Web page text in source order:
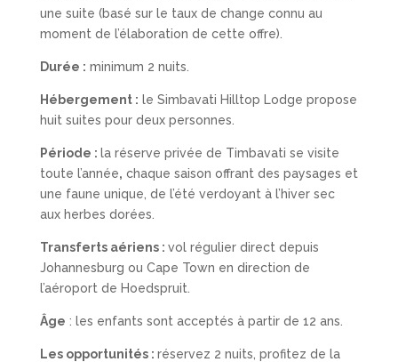
une suite (basé sur le taux de change connu au
moment de l’élaboration de cette offre).
Durée : minimum 2 nuits.
Hébergement : le Simbavati Hilltop Lodge propose
huit suites pour deux personnes
Période : la réserve privée de Timbavati se visite
toute l’année, chaque saison offrant des paysages et
une faune unique, de l’été verdoyant à l’hiver sec
aux herbes dorées.
Transferts aériens : vol régulier direct depuis
Johannesburg ou Cape Town en direction de
l’aéroport de Hoedspruit
Âge : les enfants sont acceptés à partir de 12 ans
Les opportunités : réservez 2 nuits, profitez de la